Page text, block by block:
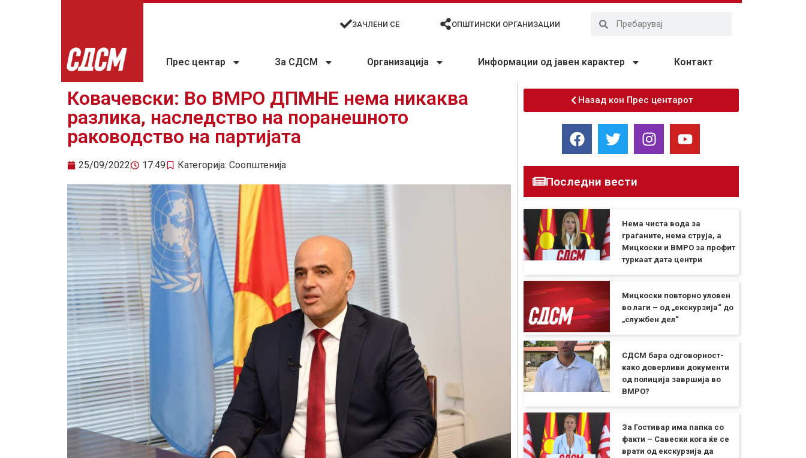
ЗАЧЛЕНИ СЕ ОПШТИНСКИ ОРГАНИЗАЦИИ
Прес центар За СДСМ Организација Информации од јавен карактер Контакт
Ковачевски: Во ВМРО ДПМНЕ нема никаква
разлика, наследство на поранешното
раководство на партијата
25/09/2022 17:49 Категорија: Соопштенија
Назад кон Прес центарот
Последни вести
Нема чиста вода за
граѓаните, нема струја, а
Мицкоски и ВМРО за профит
туркаат дата центри
Мицкоски повторно уловен
во лаги – од „екскурзија“ до
„службен дел“
СДСМ бара одговорност-
како доверливи документи
од полиција завршија во
ВМРО?
За Гостивар има папка со
факти – Савески кога ќе се
врати од екскурзија да